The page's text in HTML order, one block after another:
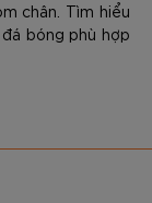
chân. Tìm hiểu
bóng phù hợp